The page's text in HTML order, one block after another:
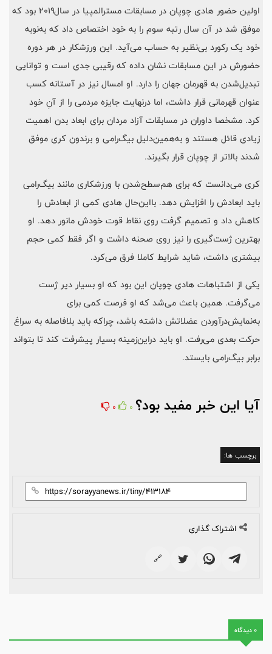
اولین حضور هادی چوپان در مسابقات مستر‌المپیا در سال‌۲۰۱۹ بود که
موفق شد در آن سال رتبه سوم را به خود اختصاص داد که به‌نوبه
خود یک رکورد بی‌نظیر به حساب می‌آید. این ورزشکار در هر دوره
حضورش در این مسابقات نشان داده که رقیبی جدی است و توانایی
تبدیل‌شدن به قهرمان جهان را دارد. او امسال نیز در آستانه کسب
عنوان قهرمانی قرار داشت، اما در‌نهایت جایزه مردمی را از آنِ خود
کرد. مشخصا داوران در مسابقات آزاد مردان برای ابعاد بدن اهمیت
زیادی قائل هستند و به‌همین‌دلیل بیگ‌رامی و برندون کری موفق
شدند بالاتر از چوپان قرار بگیرند.
کری می‌دانست که برای هم‌سطح‌شدن با ورزشکاری مانند بیگ‌رامی
باید ابعادش را افزایش دهد. با‌این‌حال هادی کمی از ابعادش را
کاهش داد و تصمیم گرفت روی نقاط قوت خودش مانور دهد. او
بهترین ژست‌گیری را نیز روی صحنه داشت و اگر فقط کمی حجم
بیشتری داشت، شاید شرایط کاملا فرق می‌کرد.
یکی از اشتباهات هادی چوپان این بود که او بسیار دیر ژست
می‌گرفت. همین باعث می‌شد که او فرصت کمی برای
به‌نمایش‌درآوردن عضلاتش داشته باشد، چرا‌که باید بلافاصله به سراغ
حرکت بعدی می‌رفت. او باید در‌این‌زمینه بسیار پیشرفت کند تا بتواند
برابر بیگ‌رامی بایستد.
آیا این خبر مفید بود؟ 0
0
برچسب ها:
اشتراک گذاری
🔗
0 دیدگاه